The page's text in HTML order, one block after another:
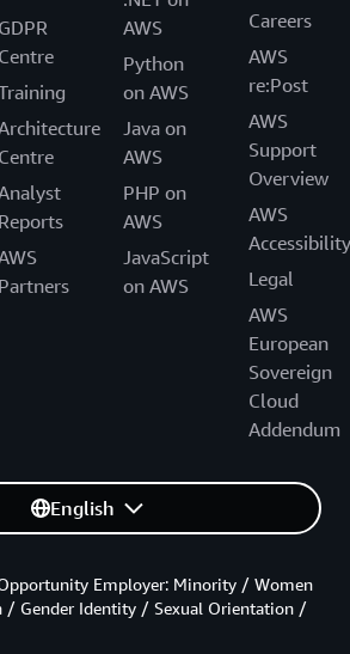
GDPR
Centre
Centre
Reports
Partners
AWS
Python
on AWS
Java on
AWS
PHP on
AWS
JavaScript
on AWS
Careers
AWS
re:Post
AWS
Support
Overview
AWS
Accessibility
Legal
AWS
European
Sovereign
Cloud
Addendum
English
Employer: Minority / Women
Gender Identity / Sexual Orientation /